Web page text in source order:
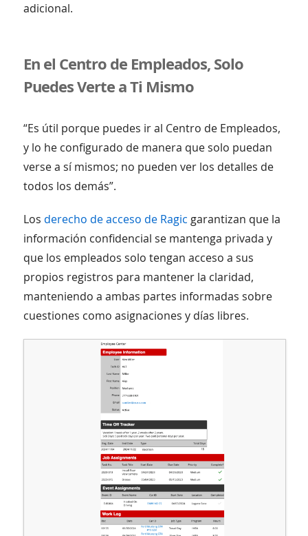
adicional.
En el Centro de Empleados, Solo
Puedes Verte a Ti Mismo
“Es útil porque puedes ir al Centro de Empleados,
y lo he configurado de manera que solo puedan
verse a sí mismos; no pueden ver los detalles de
todos los demás”.
Los derecho de acceso de Ragic garantizan que la
información confidencial se mantenga privada y
que los empleados solo tengan acceso a sus
propios registros para mantener la claridad,
manteniendo a ambas partes informadas sobre
cuestiones como asignaciones y días libres.